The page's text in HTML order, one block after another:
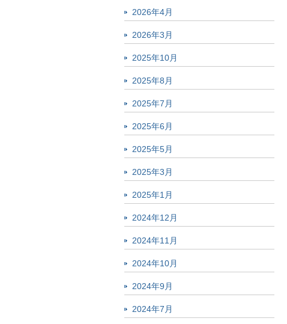
2026年4月
2026年3月
2025年10月
2025年8月
2025年7月
2025年6月
2025年5月
2025年3月
2025年1月
2024年12月
2024年11月
2024年10月
2024年9月
2024年7月